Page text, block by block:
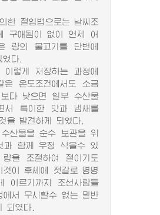
절임법으로는 날씨조
구애됨이 없이 언제 어
량의 물고기를 단번에
다.
렇게 저장하는 과정에
은 온도조건에서도 소금
다 낮으면 일부 수산물
서 특이한 맛과 냄새를
을 발견하게 되였다.
산물을 순수 보관을 위
과 함께 우정 삭을수 있
을 조절하여 절이기도
것이 후세에 젓갈로 명명
이르기까지 조선사람들
에서 무시할수 없는 밑반
되였다.